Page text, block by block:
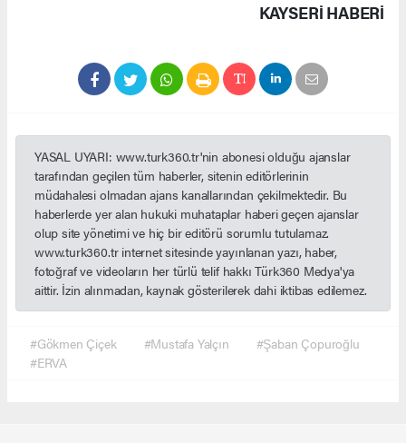
KAYSERI HABERİ
YASAL UYARI: www.turk360.tr'nin abonesi olduğu ajanslar
tarafından geçilen tüm haberler, sitenin editörlerinin
müdahalesi olmadan ajans kanallarından çekilmektedir. Bu
haberlerde yer alan hukuki muhataplar haberi geçen ajanslar
olup site yönetimi ve hiç bir editörü sorumlu tutulamaz.
www.turk360.tr internet sitesinde yayınlanan yazı, haber,
fotoğraf ve videoların her türlü telif hakkı Türk360 Medya'ya
aittir. İzin alınmadan, kaynak gösterilerek dahi iktibas edilemez.
#Gökmen Çiçek #Mustafa Yalçın
#Şaban Çopuroğlu
#ERVA